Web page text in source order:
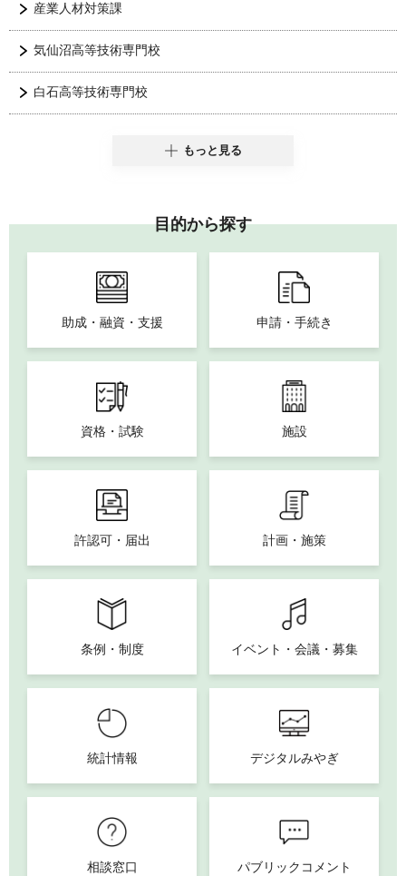
産業人材対策課
気仙沼高等技術専門校
白石高等技術専門校
もっと見る
目的から探す
助成・融資・支援 申請・手続き
資格・試験 施設
許認可・届出 計画・施策
条例・制度 イベント・会議・募集
統計情報 デジタルみやぎ
相談窓口 パブリックコメント